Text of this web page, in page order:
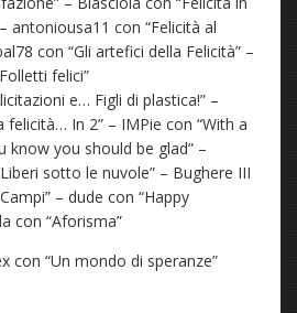
antoniousa11 con “Felicità al
con “Gli artefici della Felicità” –
felici”
e… Figli di plastica!” –
felicità… In 2” – IMPie con “With a
know you should be glad” –
sotto le nuvole” – Bughere III
– dude con “Happy
con “Aforisma”
con “Un mondo di speranze”